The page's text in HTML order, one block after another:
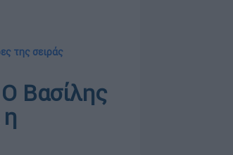
της σειράς
Βασίλης